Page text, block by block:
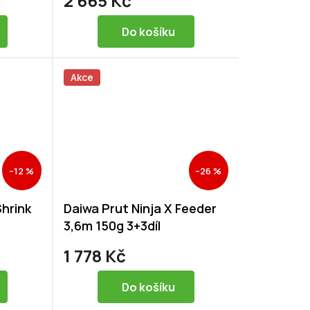
Do košíku
–12 %
Akce
–26 %
Daiwa Prut Ninja X Feeder
3,6m 150g 3+3díl
1 778 Kč
Do košíku